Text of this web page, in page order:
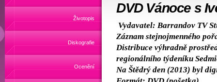
Životopis
Diskografie
Ocenění
DVD Vánoce s
Vydavatel: Barrandov TV
Záznam stejnojmenného
Distribuce výhradně
regionálního týdeníku
Na Štědrý den (2013) byl